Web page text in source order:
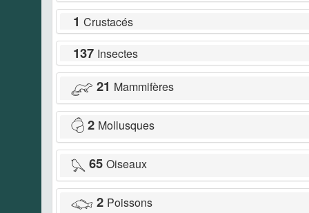
1 Crustacés
137 Insectes
21 Mammifères
2 Mollusques
65 Oiseaux
2 Poissons